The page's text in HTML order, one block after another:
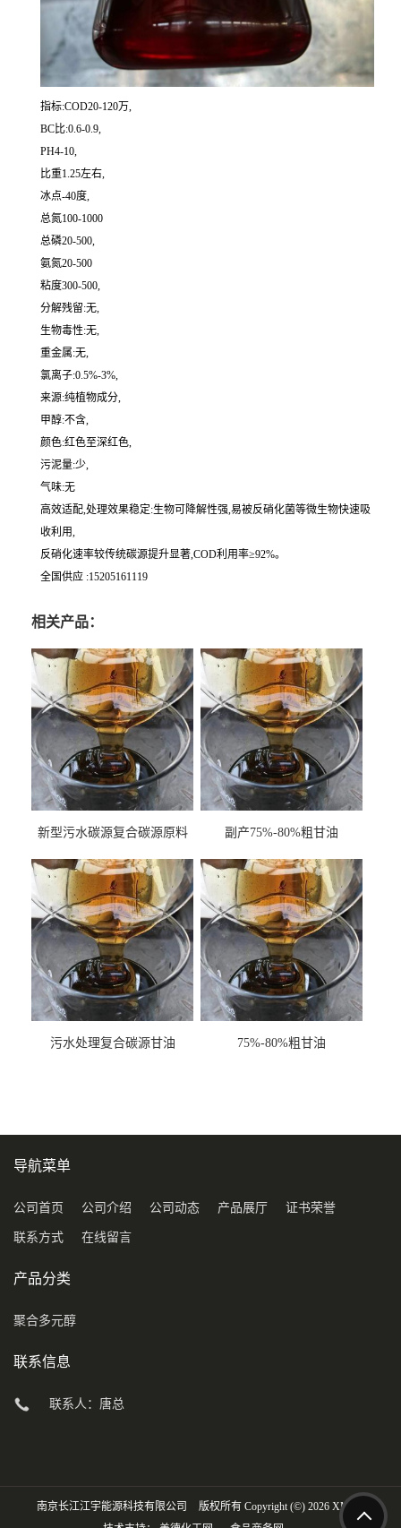
指标:COD20-120万,
BC比:0.6-0.9,
PH4-10,
比重1.25左右,
冰点-40度,
总氮100-1000
总磷20-500,
氨氮20-500
粘度300-500,
分解残留:无,
生物毒性:无,
重金属:无,
氯离子:0.5%-3%,
来源:纯植物成分,
甲醇:不含,
颜色:红色至深红色,
污泥量:少,
气味:无
高效适配,处理效果稳定:生物可降解性强,易被反硝化菌等微生物快速吸
收利用,
反硝化速率较传统碳源提升显著,COD利用率≥92%。
全国供应 :15205161119
相关产品：
新型污水碳源复合碳源原料
副产75%-80%粗甘油
污水处理复合碳源甘油
75%-80%粗甘油
导航菜单
公司首页 公司介绍 公司动态 产品展厅 证书荣誉
联系方式 在线留言
产品分类
聚合多元醇
联系信息
联系人：唐总
南京长江江宇能源科技有限公司 版权所有 Copyright (©) 2026 XML